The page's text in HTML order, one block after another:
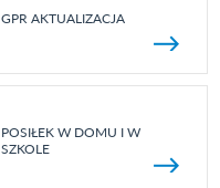
GPR AKTUALIZACJA
POSIŁEK W DOMU I W
SZKOLE